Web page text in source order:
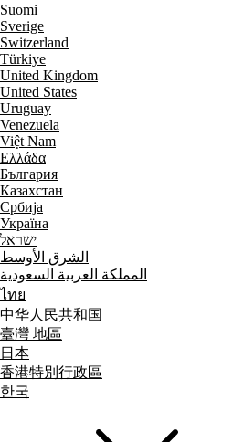
Suomi
Sverige
Switzerland
Türkiye
United Kingdom
United States
Uruguay
Venezuela
Việt Nam
Ελλάδα
България
Казахстан
Србија
Україна
ישראל
الشرق الأوسط
المملكة العربية السعودية
ไทย
中华人民共和国
臺灣 地區
日本
香港特別行政區
한국